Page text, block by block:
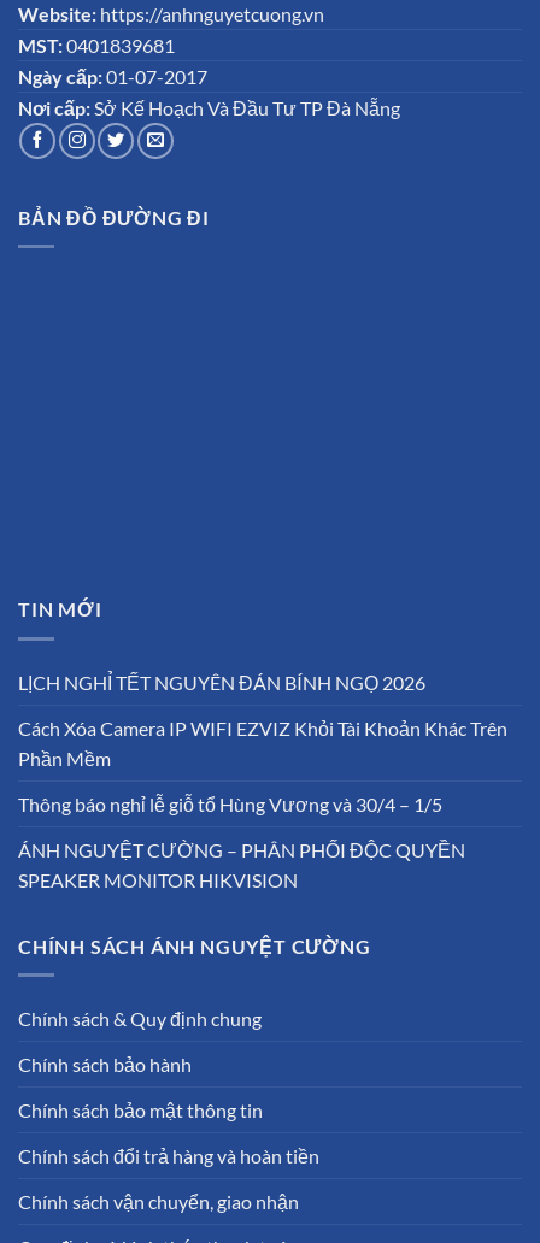
Website: https://anhnguyetcuong.vn
MST:0401839681
Ngày cấp:01-07-2017
Nơi cấp:Sở Kế Hoạch Và Đầu Tư TP Đà Nẵng
BẢN ĐỒ ĐƯỜNG ĐI
TIN MỚI
LỊCH NGHỈ TẾT NGUYÊN ĐÁN BÍNH NGỌ 2026
Cách Xóa Camera IP WIFI EZVIZ Khỏi Tài Khoản Khác Trên
Phần Mềm
Thông báo nghỉ lễ giỗ tổ Hùng Vương và 30/4 – 1/5
ÁNH NGUYỆT CƯỜNG – PHÂN PHỐI ĐỘC QUYỀN
SPEAKER MONITOR HIKVISION
CHÍNH SÁCH ÁNH NGUYỆT CƯỜNG
Chính sách & Quy định chung
Chính sách bảo hành
Chính sách bảo mật thông tin
Chính sách đổi trả hàng và hoàn tiền
Chính sách vận chuyển, giao nhận